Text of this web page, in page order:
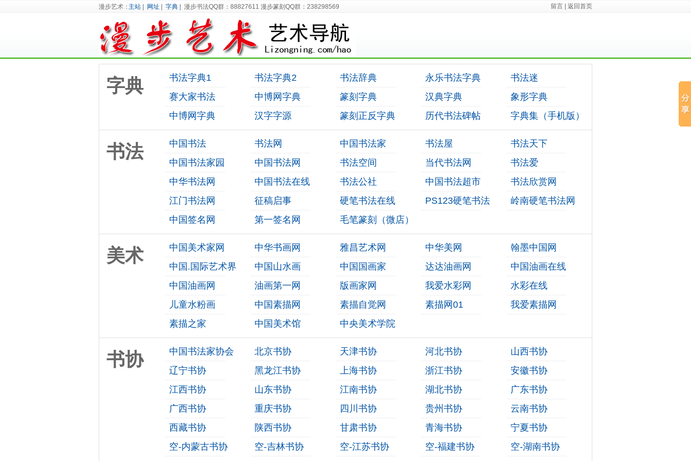
漫步艺术：主站 网址 字典 | 漫步书法QQ群：88827611 漫步篆刻QQ群：238298569 留言 返回首页
字典 书法字典1 书法字典2 书法辞典 永乐书法字典
书法迷
赛大家书法
中博网字典 篆刻字典 汉典字典
象形字典
中博网字典
汉字字源 篆刻正反字典 历代书法碑帖 字典集（手机版）
书法 中国书法 书法网 中国书法家 书法屋
书法天下
中国书法家园
中国书法网 书法空间 当代书法网
书法爱
中华书法网
中国书法在线 书法公社 中国书法超市
书法欣赏网
江门书法网
征稿启事 硬笔书法在线 PS123硬笔书法
岭南硬笔书法网
中国签名网
第一签名网 毛笔篆刻（微店）
美术 中国美术家网 中华书画网 雅昌艺术网 中华美网
翰墨中国网
中国.国际艺术界
中国山水画 中国国画家 达达油画网
中国油画在线
中国油画网
油画第一网 版画家网 我爱水彩网
水彩在线
儿童水粉画
中国素描网 素描自觉网 素描网01
我爱素描网
素描之家
中国美术馆 中央美术学院
书协 中国书法家协会 北京书协 天津书协 河北书协
山西书协
辽宁书协
黑龙江书协 上海书协 浙江书协
安徽书协
江西书协
山东书协 江南书协 湖北书协
广东书协
广西书协
重庆书协 四川书协 贵州书协
云南书协
西藏书协
陕西书协 甘肃书协 青海书协
宁夏书协
空-内蒙古书协
空-吉林书协 空-江苏书协 空-福建书协
空-湖南书协